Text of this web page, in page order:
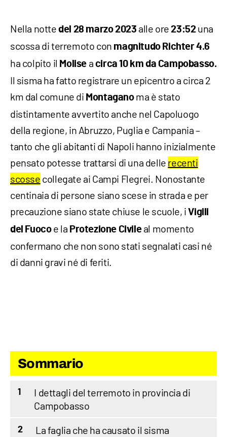
Nella nottedel 28 marzo 2023 alle ore23:52una
scossa di terremoto con magnitudo Richter 4.6
ha colpito il Molise a circa 10 km da Campobasso.
Il sisma ha fatto registrare un epicentro a circa 2
km dal comune di Montagano ma è stato
distintamente avvertito anche nel Capoluogo
della regione, in Abruzzo, Puglia e Campania –
tanto che gli abitanti di Napoli hanno inizialmente
pensato potesse trattarsi di una delle recenti
scosse collegate ai Campi Flegrei. Nonostante
centinaia di persone siano scese in strada e per
precauzione siano state chiuse le scuole, iVigili
del Fuocoe la Protezione Civileal momento
confermano che non sono stati segnalati casi né
di danni gravi né di feriti.
Sommario
1
I dettagli del terremoto in provincia di
Campobasso
2 La faglia che ha causato il sisma